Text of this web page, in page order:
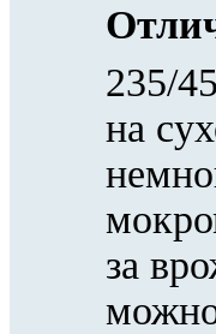
235/
на
за